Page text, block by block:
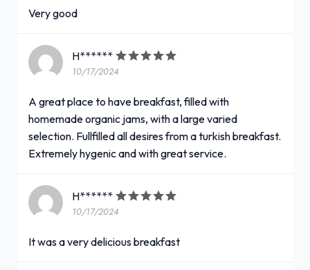
+ Daha Fazla (5)
Very good
H******
10/17/2024
A great place to have breakfast, filled with
homemade organic jams, with a large varied
selection. Fullfilled all desires from a turkish breakfast.
Extremely hygenic and with great service.
H******
10/17/2024
It was a very delicious breakfast